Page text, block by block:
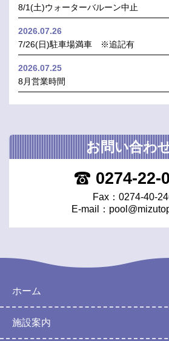
8/1(土)ウォーターバルーン中止
2026.07.26
7/26(日)駐車場満車 ※追記有
2026.07.25
8月営業時間
お問い合わ
0274-22-
Fax：0274-40-
E-mail：
ホーム
施設案内